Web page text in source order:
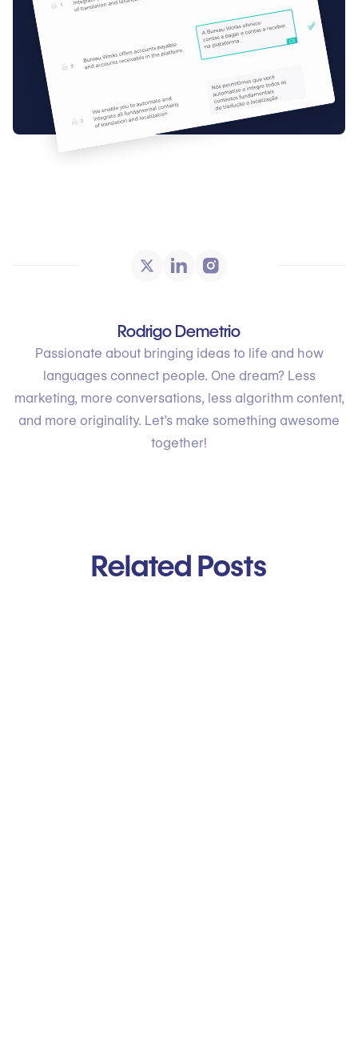
Rodrigo Demetrio
Passionate about bringing ideas to life and how
languages connect people. One dream? Less
marketing, more conversations, less algorithm content,
and more originality. Let’s make something awesome
together!
Related Posts